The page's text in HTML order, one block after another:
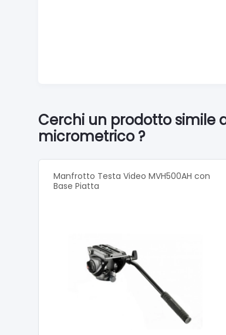
Cerchi un prodotto simile
micrometrico ?
Manfrotto Testa Video MVH500AH con
Base Piatta